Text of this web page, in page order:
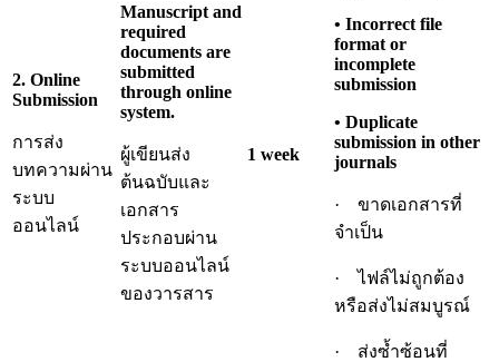
2. Online
Submission
การส่ง
บทความผ่าน
ระบบ
ออนไลน์
Manuscript and
required
documents are
submitted
through online
system.
ผู้เขียนส่ง
ต้นฉบับและ
เอกสาร
ประกอบผ่าน
ระบบออนไลน์
ของวารสาร
1 week
• Incorrect file
format or
incomplete
submission
• Duplicate
submission in other
journals
· ขาดเอกสารที่
จำเป็น
· ไฟล์ไม่ถูกต้อง
หรือส่งไม่สมบูรณ์
· ส่งซ้ำซ้อนที่